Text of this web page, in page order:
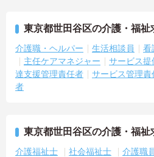
接確認しながら、最適なプラン作成と
東京都世田谷区の介護・福祉
介護職・ヘルパー 生活相談員 看
主任ケアマネジャー
サービス提
達支援管理責任者
サービス管理責
者
東京都世田谷区の介護・福祉
介護福祉士 社会福祉士
介護職